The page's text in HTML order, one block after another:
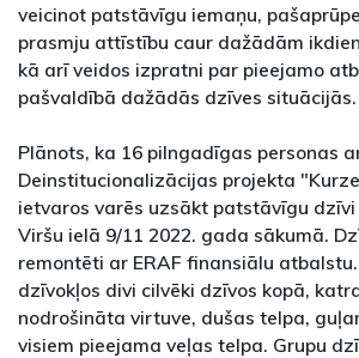
veicinot patstāvīgu iemaņu,
prasmju attīstību caur dažādām
kā arī veidos izpratni par pieejamo
pašvaldībā dažādās dzīves situācijās.
Plānots, ka 16 pilngadīgas personas
Deinstitucionalizācijas projekta
ietvaros varēs uzsākt patstāvīgu
Viršu ielā 9/11 2022. gada sākumā.
remontēti ar ERAF finansiālu
dzīvokļos divi cilvēki dzīvos kopā,
nodrošināta virtuve, dušas telpa,
visiem pieejama veļas telpa. Grupu